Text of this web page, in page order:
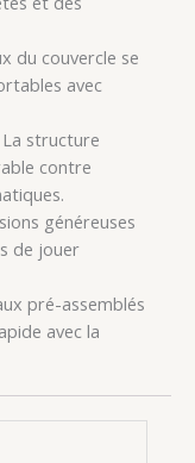
du couvercle se
avec
structure
contre
généreuses
de jouer
pré-assemblés
avec la